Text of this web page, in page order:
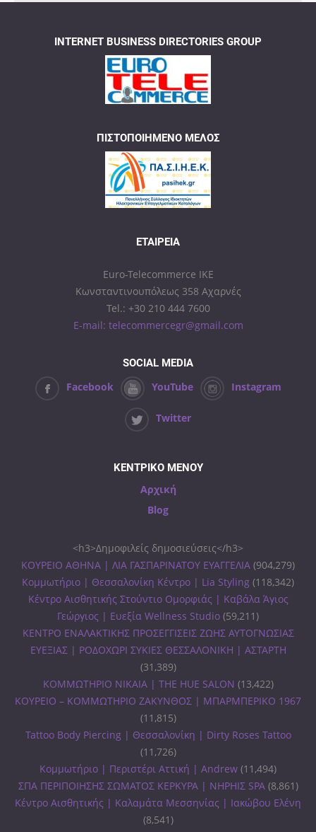
INTERNET BUSINESS DIRECTORIES GROUP
ΠΙΣΤΟΠΟΙΗΜΈΝΟ ΜΈΛΟΣ
ΕΤΑΙΡΕΊΑ
Euro-Telecommerce IKE
Κωνσταντινουπόλεως 358 Αχαρνές
Tel.: +30 210 444 7600
E-mail: telecommercegr@gmail.com
SOCIAL MEDIA
Facebook YouTube Instagram
Twitter
ΚΕΝΤΡΙΚΟ ΜΕΝΟΥ
Αρχική
Blog
<h3>Δημοφιλείς δημοσιεύσεις</h3>
ΚΟΥΡΕΙΟ ΑΘΗΝΑ | ΛΙΑ ΓΑΣΠΑΡΙΝΑΤΟΥ ΕΥΑΓΓΕΛΙΑ (904,279)
Κομμωτήριο | Θεσσαλονίκη Κέντρο | Lia Styling (118,342)
Κέντρο Αισθητικής Στούντιο Ομορφιάς | Καβάλα Άγιος
Γεώργιος | Ευεξία Wellness Studio (59,211)
ΚΕΝΤΡΟ ΕΝΑΛΑΚΤΙΚΗΣ ΠΡΟΣΕΓΓΙΣΕΙΣ ΖΩΗΣ ΑΥΤΟΓΝΩΣΙΑΣ
ΕΥΕΞΙΑΣ | ΡΟΔΟΧΩΡΙ ΣΥΚΙΕΣ ΘΕΣΣΑΛΟΝΙΚΗ | ΑΣΤΑΡΤΗ
(31,389)
ΚΟΜΜΩΤΗΡΙΟ ΝΙΚΑΙΑ | THE HUE SALON (13,422)
ΚΟΥΡΕΙΟ – ΚΟΜΜΩΤΗΡΙΟ ΖΑΚΥΝΘΟΣ | ΜΠΑΡΜΠΕΡΙΚΟ 1967
(11,815)
Tattoo Body Piercing | Θεσσαλονίκη | Dirty Roses Tattoo
(11,726)
Κομμωτήριο | Περιστέρι Αττική | Andrew (11,494)
ΣΠΑ ΠΕΡΙΠΟΙΗΣΗΣ ΣΩΜΑΤΟΣ ΚΕΡΚΥΡΑ | ΝΗΡΗΙΣ SPA (8,861)
Κέντρο Αισθητικής | Καλαμάτα Μεσσηνίας | Ιακώβου Ελένη
(8,541)